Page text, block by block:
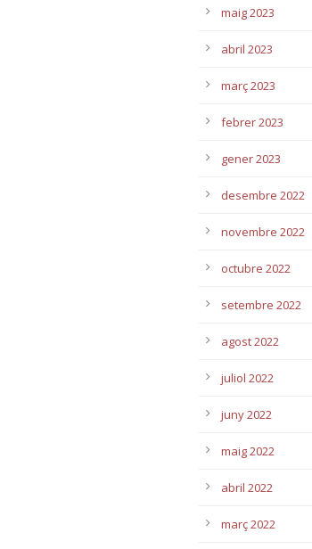
maig 2023
abril 2023
març 2023
febrer 2023
gener 2023
desembre 2022
novembre 2022
octubre 2022
setembre 2022
agost 2022
juliol 2022
juny 2022
maig 2022
abril 2022
març 2022